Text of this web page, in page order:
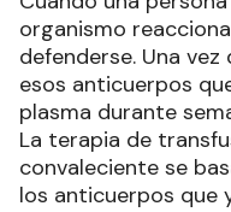
organismo
defenderse. Una
esos anticuerpos
plasma durante
La terapia de
convaleciente se
los anticuerpos que